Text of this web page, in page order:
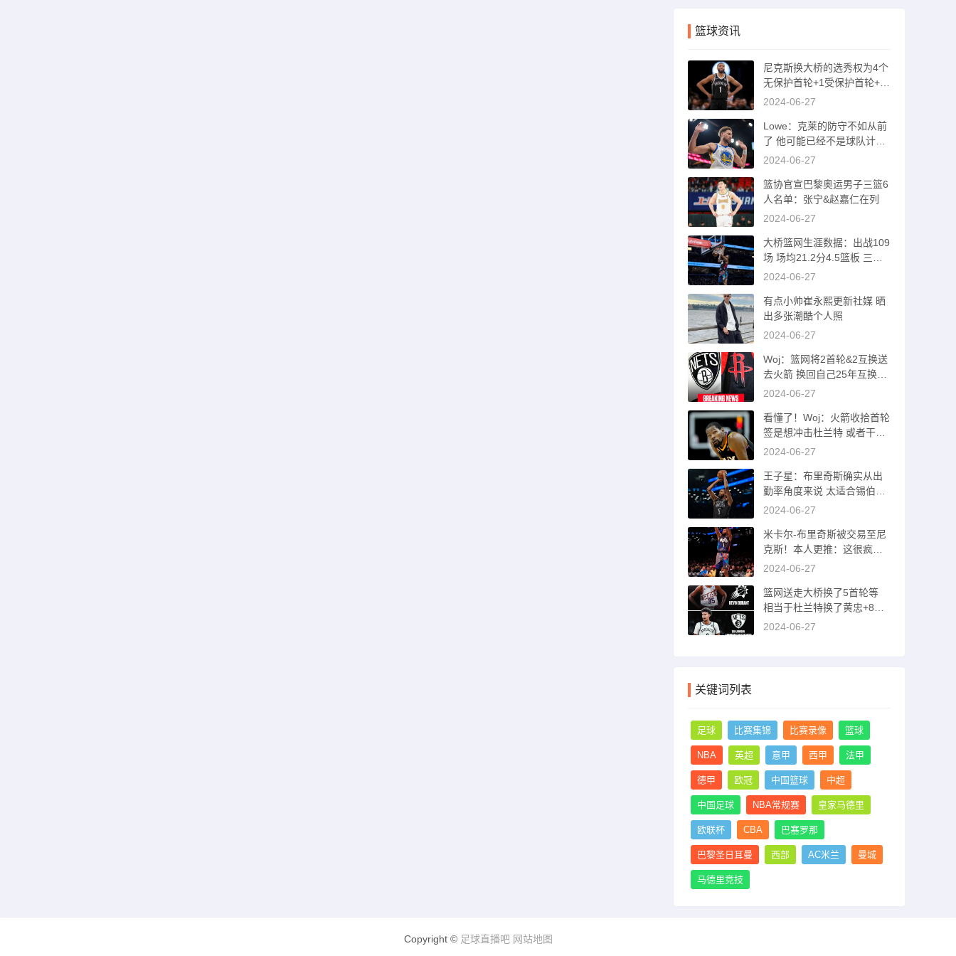
篮球资讯
尼克斯换大桥的选秀权为4个
无保护首轮+1受保护首轮+1
互换+1次轮
2024-06-27
Lowe：克莱的防守不如从前
了 他可能已经不是球队计划
的一部分了
2024-06-27
篮协官宣巴黎奥运男子三篮6
人名单：张宁&赵嘉仁在列
2024-06-27
大桥篮网生涯数据：出战109
场 场均21.2分4.5篮板 三分
命中率37%
2024-06-27
有点小帅崔永熙更新社媒 晒
出多张潮酷个人照
2024-06-27
Woj：篮网将2首轮&2互换送
去火箭 换回自己25年互换和
26首轮
2024-06-27
看懂了！Woj：火箭收拾首轮
签是想冲击杜兰特 或者干一
票大的！
2024-06-27
王子星：布里奇斯确实从出
勤率角度来说 太适合锡伯杜
了吧
2024-06-27
米卡尔-布里奇斯被交易至尼
克斯！本人更推：这很疯狂
哈哈哈
2024-06-27
篮网送走大桥换了5首轮等
相当于杜兰特换了黄忠+8首
轮等资产
2024-06-27
关键词列表
足球 比赛集锦 比赛录像 篮球
NBA 英超 意甲 西甲 法甲
德甲 欧冠 中国篮球 中超
中国足球 NBA常规赛 皇家马德里
欧联杯 CBA 巴塞罗那
巴黎圣日耳曼 西部 AC米兰 曼城
马德里竞技
Copyright © 足球直播吧 网站地图